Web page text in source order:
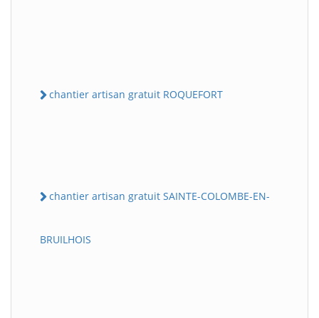
chantier artisan gratuit ROQUEFORT
chantier artisan gratuit SAINTE-COLOMBE-EN-
BRUILHOIS